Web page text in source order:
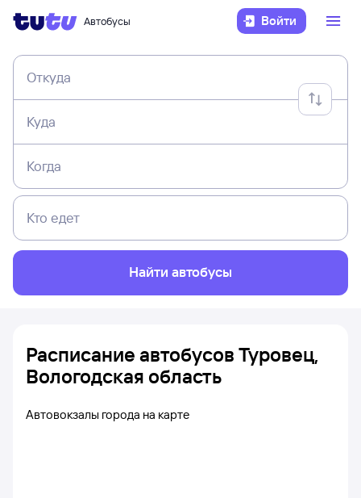
Автобусы Войти
Откуда
Куда
Когда
Кто едет
Найти автобусы
Расписание автобусов Туровец,
Вологодская область
Автовокзалы города на карте